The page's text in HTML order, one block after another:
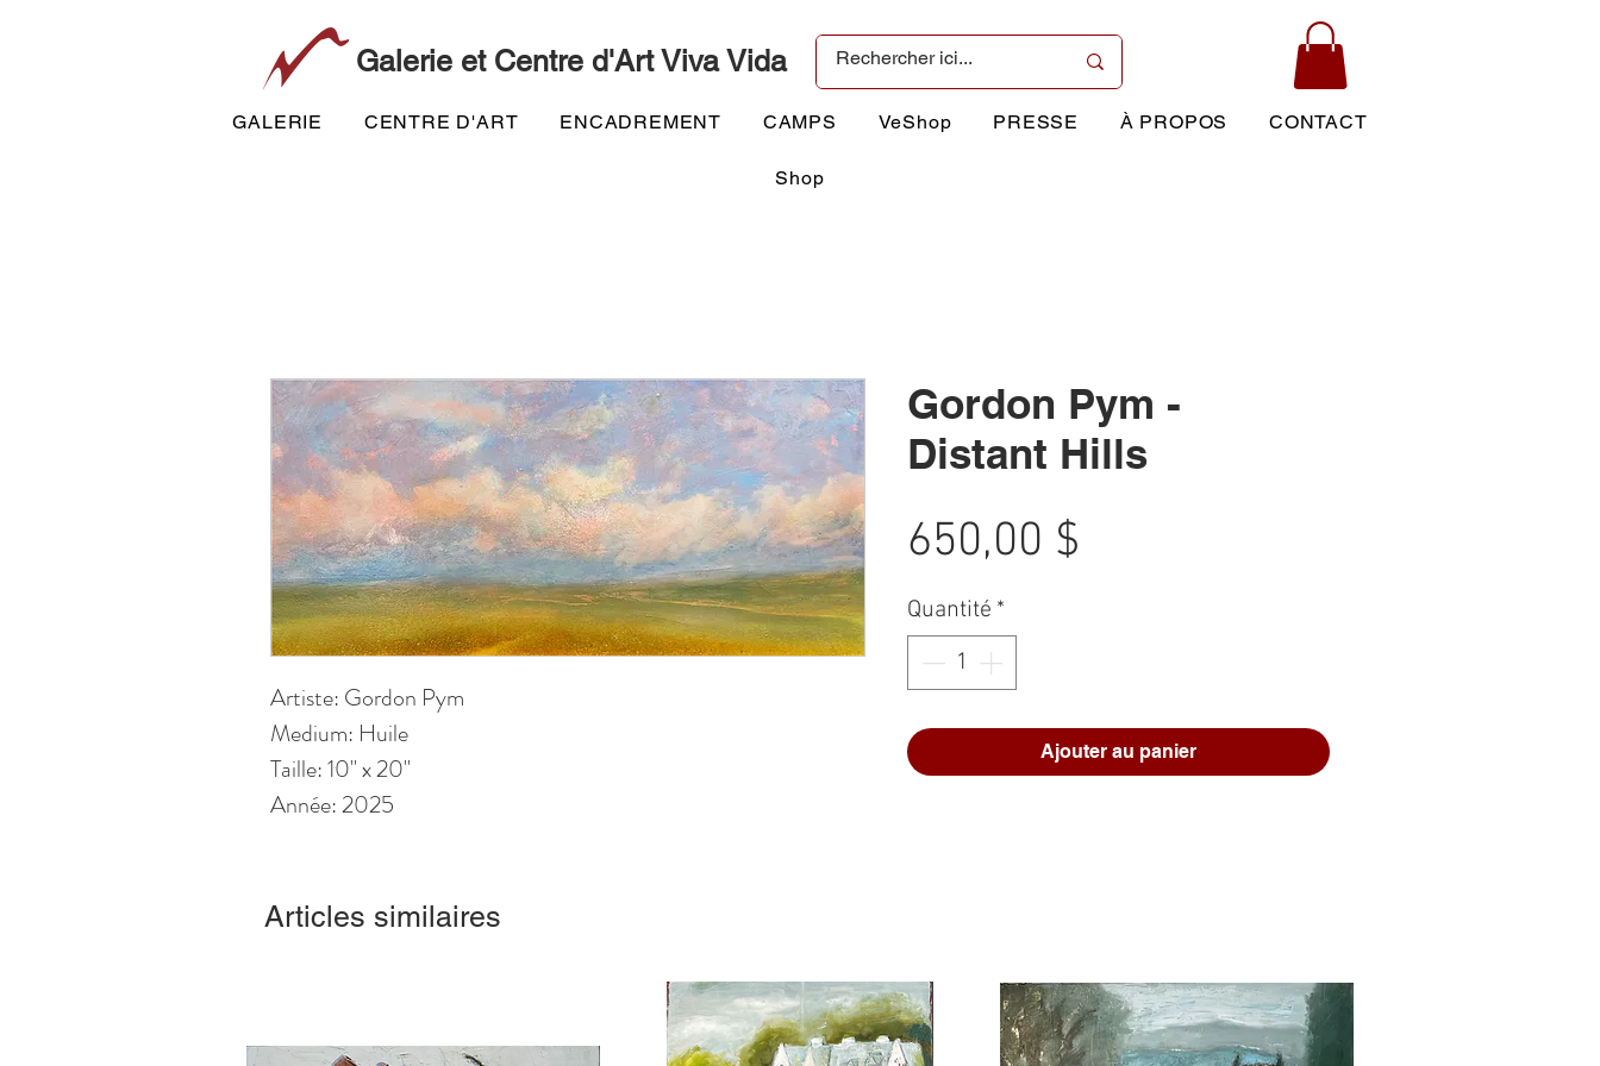
Galerie et Centre d'Art Viva Vida
GALERIE CENTRE D'ART ENCADREMENT CAMPS VeShop PRESSE À PROPOS CONTACT
Shop
Artiste: Gordon Pym
Medium: Huile
Taille: 10" x 20"
Année: 2025
Gordon Pym -
Distant Hills
650,00 $
Quantité *
Ajouter au panier
Articles similaires